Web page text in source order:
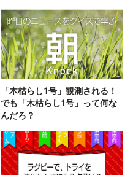
「木枯らし1号」観測される！
でも「木枯らし1号」って何な
んだろ？